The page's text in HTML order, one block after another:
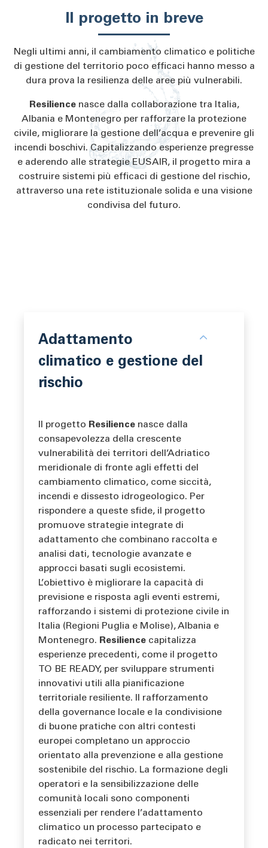
Il progetto in breve
Negli ultimi anni, il cambiamento climatico e politiche
di gestione del territorio poco efficaci hanno messo a
dura prova la resilienza delle aree più vulnerabili.
Resiliencenasce dalla collaborazione tra Italia,
Albania e Montenegro per rafforzare la protezione
civile, migliorare la gestione dell’acqua e prevenire gli
incendi boschivi. Capitalizzando esperienze pregresse
e aderendo alle strategie EUSAIR, il progetto mira a
costruire sistemi più efficaci di gestione del rischio,
attraverso una rete istituzionale solida e una visione
condivisa del futuro.
Adattamento
climatico e gestione del
rischio
Il progetto Resilience nasce dalla
consapevolezza della crescente
vulnerabilità dei territori dell’Adriatico
meridionale di fronte agli effetti del
cambiamento climatico, come siccità,
incendi e dissesto idrogeologico. Per
rispondere a queste sfide, il progetto
promuove strategie integrate di
adattamento che combinano raccolta e
analisi dati, tecnologie avanzate e
approcci basati sugli ecosistemi.
L’obiettivo è migliorare la capacità di
previsione e risposta agli eventi estremi,
rafforzando i sistemi di protezione civile in
Italia (Regioni Puglia e Molise), Albania e
Montenegro. Resilience capitalizza
esperienze precedenti, come il progetto
TO BE READY, per sviluppare strumenti
innovativi utili alla pianificazione
territoriale resiliente. Il rafforzamento
della governance locale e la condivisione
di buone pratiche con altri contesti
europei completano un approccio
orientato alla prevenzione e alla gestione
sostenibile del rischio. La formazione degli
operatori e la sensibilizzazione delle
comunità locali sono componenti
essenziali per rendere l’adattamento
climatico un processo partecipato e
radicato nei territori.